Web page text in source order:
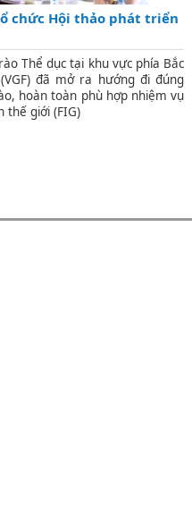
chức Hội thảo phát triển
Thể dục tại khu vực phía Bắc
đã mở ra hướng đi đúng
hoàn toàn phù hợp nhiệm vụ
thế giới (FIG)